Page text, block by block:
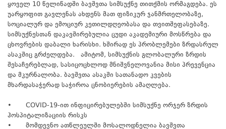
ყოველ 10 წელიწადში ბავშვთა სიმსუქნე თითქმის ორმაგდება. ეს
უარყოფით გავლენას ახდენს მათ ფიზიკურ ჯანმრთელობაზე,
სოციალურ და ემოციურ კეთილდღეობასა და თვითშეფასებაზე.
სიმსუქნესთან დაკავშირებულია ცუდი აკადემიური მოსწრება და
ცხოვრების დაბალი ხარისხი. ხშირად ეს პრობლემები ზრდასრულ
ასაკშიც გრძელდება. ამიტომ, სიმსუქნის გლობალური ზრდის
შესაჩერებლად, სასიცოცხლოდ მნიშვნელოვანია მისი პრევენცია
და მკურნალობა. ბავშვთა ასაკში სათანადო კვების
მხარდასაჭერად საჭიროა ცნობიერების ამაღლება.
• COVID-19-ით ინფიცირებულებში სიმსუქნე ორჯერ ზრდის
ჰოსპიტალიზაციის რისკს
• მომდევნო ათწლეულში მოსალოდნელია ბავშვთა